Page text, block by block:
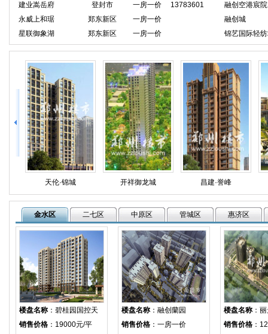
建业嵩岳府
登封市 一房一价 13783601
融创空港宸院
永威上和琚
郑东新区 一房一价
融创城
星联御象湖
郑东新区 一房一价 锦艺国际轻
开祥御龙城 昌建·誉峰 洞林湖新田城
金水区 二七区 中原区 管城区 惠济区
楼盘名称 ： 碧桂园国控天
销售价格 ：19000元/平
楼盘名称 ： 融创蘭园
销售价格 ：一房一价
楼盘名称 ：
销售价格 ：